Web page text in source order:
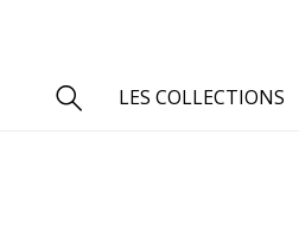
LES COLLECTIONS